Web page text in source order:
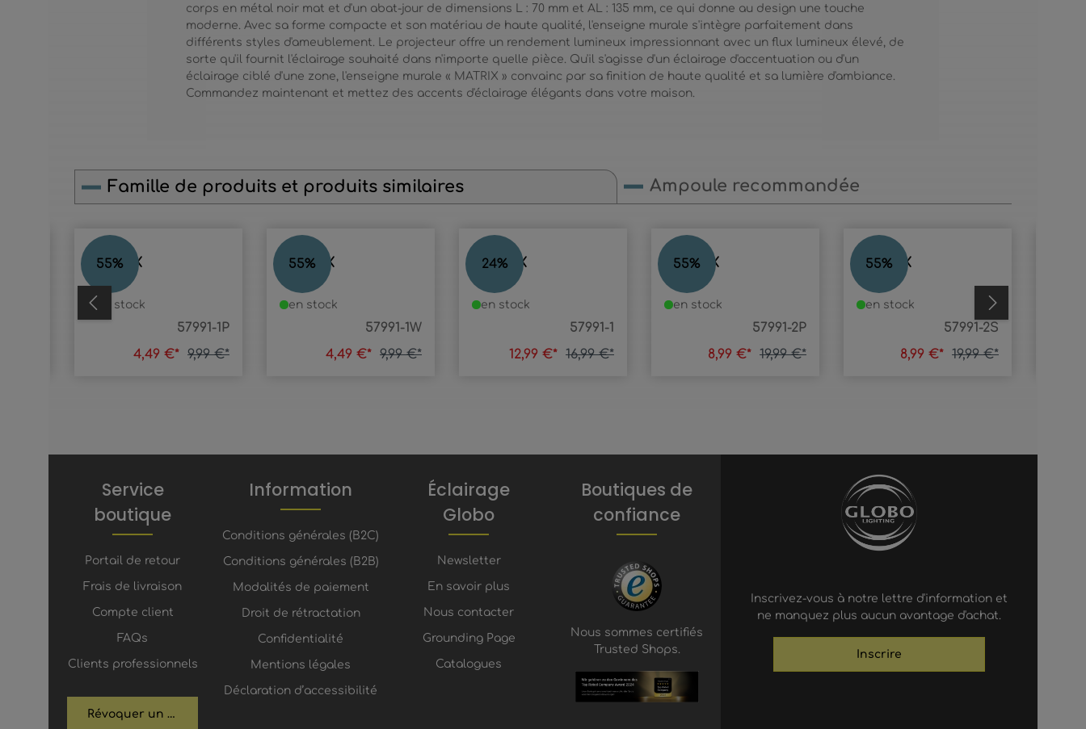
corps en métal noir mat et d'un abat-jour de dimensions L : 70 mm et AL : 135 mm, ce qui donne au design une touche
moderne. Avec sa forme compacte et son matériau de haute qualité, l'enseigne murale s'intègre parfaitement dans
différents styles d'ameublement. Le projecteur offre un rendement lumineux impressionnant avec un flux lumineux élevé, de
sorte qu'il fournit l'éclairage souhaité dans n'importe quelle pièce. Qu'il s'agisse d'un éclairage d'accentuation ou d'un
éclairage ciblé d'une zone, l'enseigne murale « MATRIX » convainc par sa finition de haute qualité et sa lumière d'ambiance.
Commandez maintenant et mettez des accents d'éclairage élégants dans votre maison.
Famille de produits et produits similaires Ampoule recommandée
Ignorer la galerie de produits
55%
MATRIX
57991-1P
en stock
4,49 €* 9,99 €*
55%
MATRIX
57991-1W
en stock
4,49 €* 9,99 €*
24%
MATRIX
57991-1
en stock
12,99 €* 16,99 €*
55%
MATRIX
57991-2P
en stock
8,99 €* 19,99 €*
55%
MATRIX
57991-2S
en stock
8,99 €* 19,99 €*
Service
boutique
Portail de retour
Frais de livraison
Compte client
FAQs
Clients professionnels
Révoquer un contrat
Information
Conditions générales (B2C)
Conditions générales (B2B)
Modalités de paiement
Droit de rétractation
Confidentialité
Mentions légales
Déclaration d’accessibilité
Éclairage
Globo
Newsletter
En savoir plus
Nous contacter
Grounding Page
Catalogues
Boutiques de
confiance
Nous sommes certifiés
Trusted Shops.
Inscrivez-vous à notre lettre d'information et
ne manquez plus aucun avantage d'achat.
Inscrire